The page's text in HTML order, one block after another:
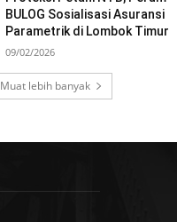
BULOG Sosialisasi Asuransi
Parametrik di Lombok Timur
09/02/2026
Muat lebih banyak